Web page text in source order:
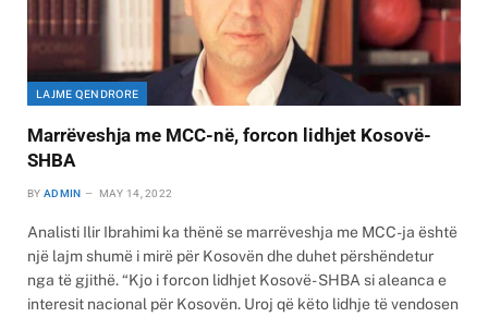
LAJME QENDRORE
Marrëveshja me MCC-në, forcon lidhjet Kosovë-
SHBA
BY ADMIN MAY 14, 2022
Analisti Ilir Ibrahimi ka thënë se marrëveshja me MCC-ja është
një lajm shumë i mirë për Kosovën dhe duhet përshëndetur
nga të gjithë. “Kjo i forcon lidhjet Kosovë- SHBA si aleanca e
interesit nacional për Kosovën. Uroj që këto lidhje të vendosen